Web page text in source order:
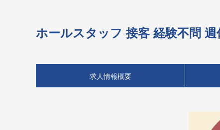
ホールスタッフ 接客 経験不問
求人情報概要